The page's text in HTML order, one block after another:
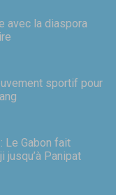
avec la diaspora
sportif pour
Le Gabon fait
jusqu’à Panipat